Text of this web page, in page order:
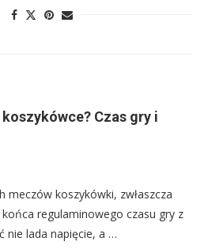
Czas gry i
meczów koszykówki, zwłaszcza
regulaminowego czasu gry z
nie lada napięcie, a …